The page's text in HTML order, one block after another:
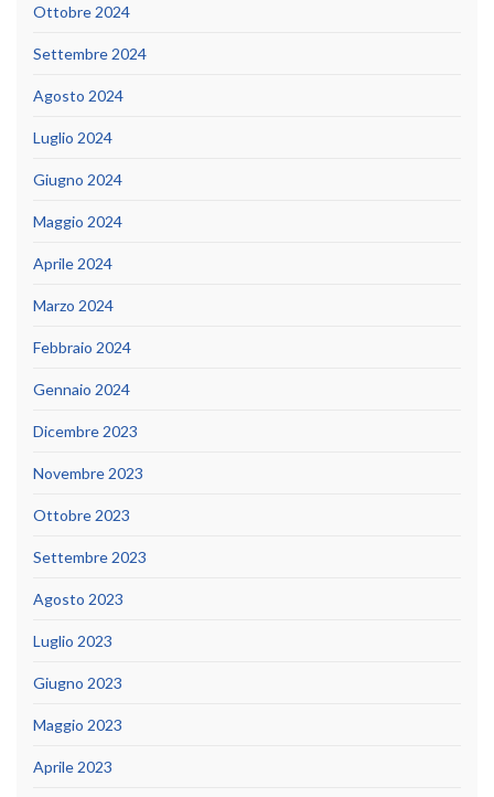
Ottobre 2024
Settembre 2024
Agosto 2024
Luglio 2024
Giugno 2024
Maggio 2024
Aprile 2024
Marzo 2024
Febbraio 2024
Gennaio 2024
Dicembre 2023
Novembre 2023
Ottobre 2023
Settembre 2023
Agosto 2023
Luglio 2023
Giugno 2023
Maggio 2023
Aprile 2023